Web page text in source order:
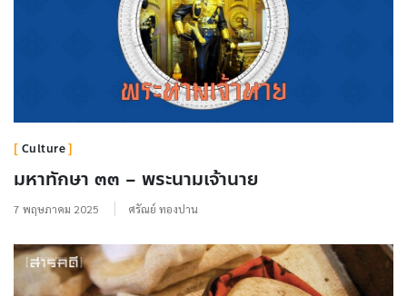
Culture
มหาทักษา ๓๓ – พระนามเจ้านาย
7 พฤษภาคม 2025 ศรัณย์ ทองปาน